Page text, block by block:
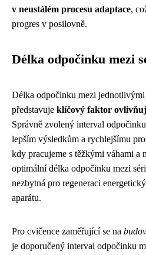
v neustálém procesu adaptace,
progres v posilovně.
Délka odpočinku mezi
Délka odpočinku mezi
představuje klíčový faktor
Správně zvolený interval
lepším výsledkům a rychlejšímu
kdy pracujeme s těžkými váhami a
optimální délka odpočinku mezi
nezbytná pro regeneraci
aparátu.
Pro cvičence zaměřující se na
je doporučený interval odpočinku